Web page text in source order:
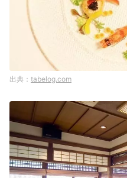
tabelog.com